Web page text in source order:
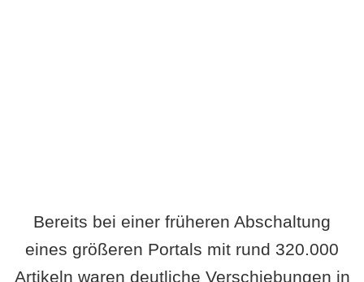
Bereits bei einer früheren Abschaltung
eines größeren Portals mit rund 320.000
Artikeln waren deutliche Verschiebungen in